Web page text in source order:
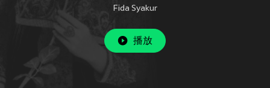
Fida Syakur
播放